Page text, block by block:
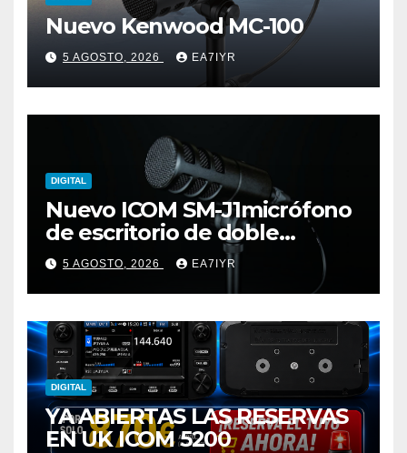
Nuevo Kenwood MC-100
5 AGOSTO, 2026 EA7IYR
DIGITAL
Nuevo ICOM SM-J1micrófono
de escritorio de doble
elemento premium
5 AGOSTO, 2026 EA7IYR
DIGITAL
YA ABIERTAS LAS RESERVAS
EN UK ICOM 5200